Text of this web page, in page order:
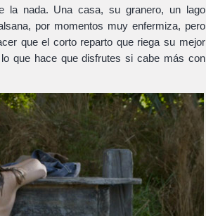
la nada. Una casa, su granero, un lago
por momentos muy enfermiza, pero
que el corto reparto que riega su mejor
que hace que disfrutes si cabe más con